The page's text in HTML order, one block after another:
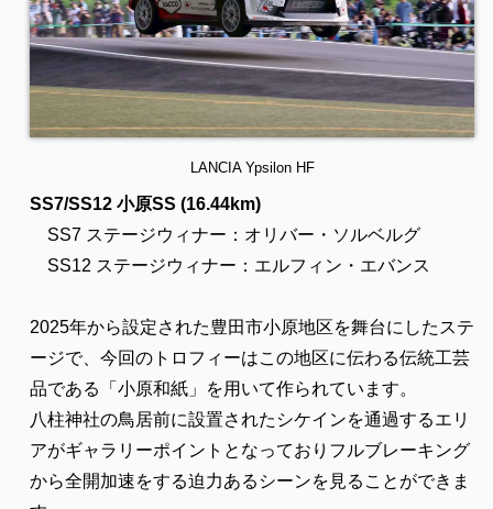
LANCIA Ypsilon HF
SS7/SS12 小原SS (16.44km)
SS7 ステージウィナー：オリバー・ソルベルグ
SS12 ステージウィナー：エルフィン・エバンス
2025年から設定された豊田市小原地区を舞台にしたステ
ージで、今回のトロフィーはこの地区に伝わる伝統工芸
品である「小原和紙」を用いて作られています。
八柱神社の鳥居前に設置されたシケインを通過するエリ
アがギャラリーポイントとなっておりフルブレーキング
から全開加速をする迫力あるシーンを見ることができま